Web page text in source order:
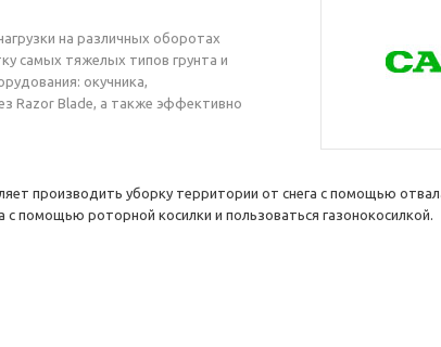
на различных оборотах
самых тяжелых типов грунта и
окучника,
Razor Blade, а также эффективно
производить уборку территории от снега с помощью
с помощью роторной косилки и пользоваться газонокосилкой.